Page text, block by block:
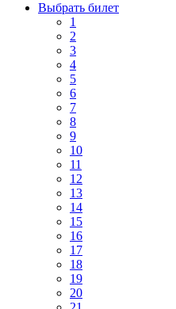
Выбрать билет
1
2
3
4
5
6
7
8
9
10
11
12
13
14
15
16
17
18
19
20